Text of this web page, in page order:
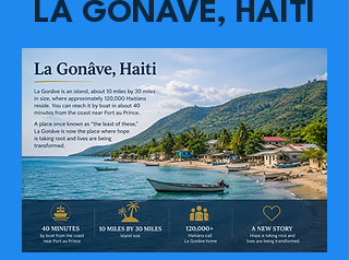
LA GONAVE, HAÏTI